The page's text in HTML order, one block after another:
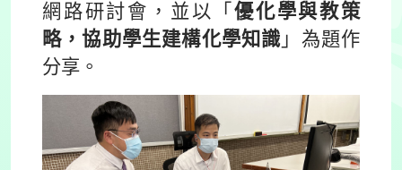
網路研討會，並以「優化學與教策
略，協助學生建構化學知識 」為題作
分享。